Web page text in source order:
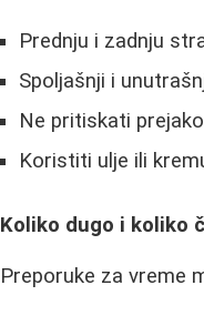
Prednju i zadnju
Spoljašnji i
Ne pritiskati
Koristiti ulje ili
Koliko dugo i koliko
Preporuke za vreme